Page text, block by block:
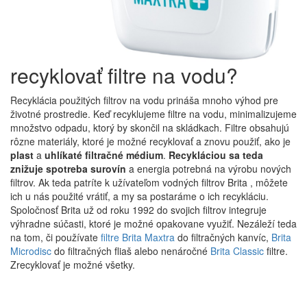
recyklovať filtre na vodu?
Recyklácia použitých filtrov na vodu prináša mnoho výhod pre
životné prostredie. Keď recyklujeme filtre na vodu, minimalizujeme
množstvo odpadu, ktorý by skončil na skládkach. Filtre obsahujú
rôzne materiály, ktoré je možné recyklovať a znovu použiť, ako je
plast a uhlíkaté filtračné médium. Recykláciou sa teda
znižuje spotreba surovín a energia potrebná na výrobu nových
filtrov. Ak teda patríte k užívateľom vodných filtrov Brita , môžete
ich u nás použité vrátiť, a my sa postaráme o ich recykláciu.
Spoločnosť Brita už od roku 1992 do svojich filtrov integruje
výhradne súčasti, ktoré je možné opakovane využiť. Nezáleží teda
na tom, či používate filtre Brita Maxtra do filtračných kanvíc, Brita
Microdisc do filtračných fliaš alebo nenáročné Brita Classic filtre.
Zrecyklovať je možné všetky.